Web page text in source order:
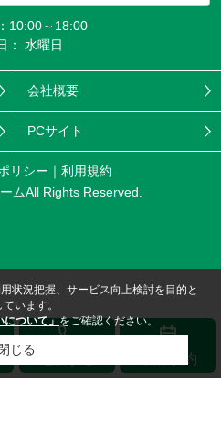
10:00～18:00
： 水曜日
会社概要
PCサイト
リシー
利用規約
ムAll Rights Reserved.
来店予約
状況把握、サービス向上検討を目的と
います。
について」をご確認ください。
閉じる